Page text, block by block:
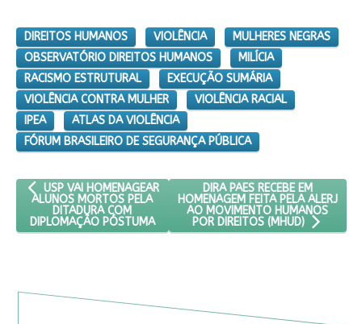
DIREITOS HUMANOS VIOLÊNCIA
MULHERES NEGRAS
OBSERVATÓRIO DIREITOS HUMANOS
MILÍCIA
RACISMO ESTRUTURAL
EXECUÇÃO SUMÁRIA
VIOLÊNCIA CONTRA MULHER
VIOLÊNCIA RACIAL
IPEA
ATLAS DA VIOLÊNCIA
FÓRUM BRASILEIRO DE SEGURANÇA PÚBLICA
ARTIGO ANTERIOR: USP VAI HOMENAGEAR ALUNOS MORTOS
USP VAI HOMENAGEAR
ALUNOS MORTOS PELA
DITADURA COM
DIPLOMAÇÃO PÓSTUMA
PRÓXIMO ARTIGO: DIRA PAES
DIRA PAES RECEBE EM
HOMENAGEM FEITA PELA ALERJ
AO MOVIMENTO HUMANOS
POR DIREITOS (MHUD)